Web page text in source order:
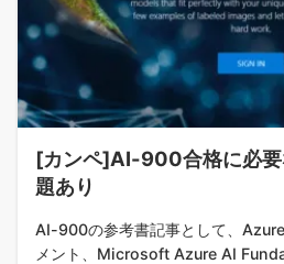
[カンペ]AI-900合格に必
題あり
AI-900の参考書記事として、
メント、Microsoft Azure AI